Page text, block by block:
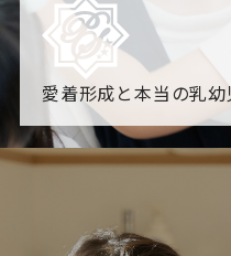
愛着形成と本当の乳
園からのお知らせ
「すくすく子育て」でリ